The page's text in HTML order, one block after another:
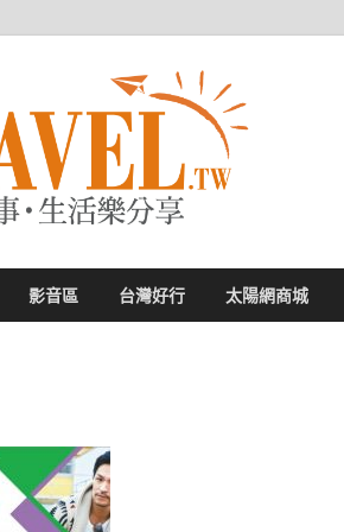
影音區 台灣好行 太陽網商城